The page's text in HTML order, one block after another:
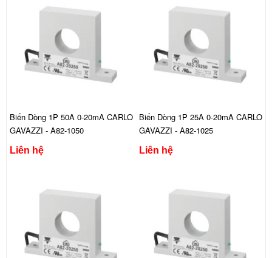
Biến Dòng 1P 50A 0-20mA CARLO
GAVAZZI - A82-1050
Liên hệ
Biến Dòng 1P 25A 0-20mA CARLO
GAVAZZI - A82-1025
Liên hệ